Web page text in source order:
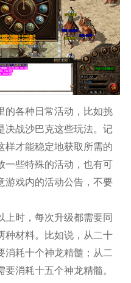
的各种日常活动，比如挑
决战沙巴克这些玩法。记
样才能稳定地获取所需的
一些特殊的活动，也有可
游戏内的活动公告，不要
上时，每次升级都需要同
种材料。比如说，从二十
消耗十个神龙精髓；从二
消耗十五个神龙精髓。